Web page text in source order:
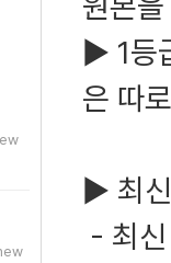
▶ 1등
은 따
▶ 최
- 최